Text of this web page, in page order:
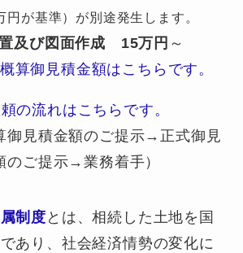
円が基準）が別途発生します。
及び図面作成 15万円 ～
算御見積金額はこちらです。
の流れはこちらです。
御見積金額のご提示→正式御見
のご提示→業務着手）
制度 とは、相続した土地を国
あり、社会経済情勢の変化に